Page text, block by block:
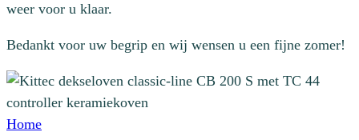
weer voor u klaar.
Bedankt voor uw begrip en wij wensen u een fijne zomer!
Home